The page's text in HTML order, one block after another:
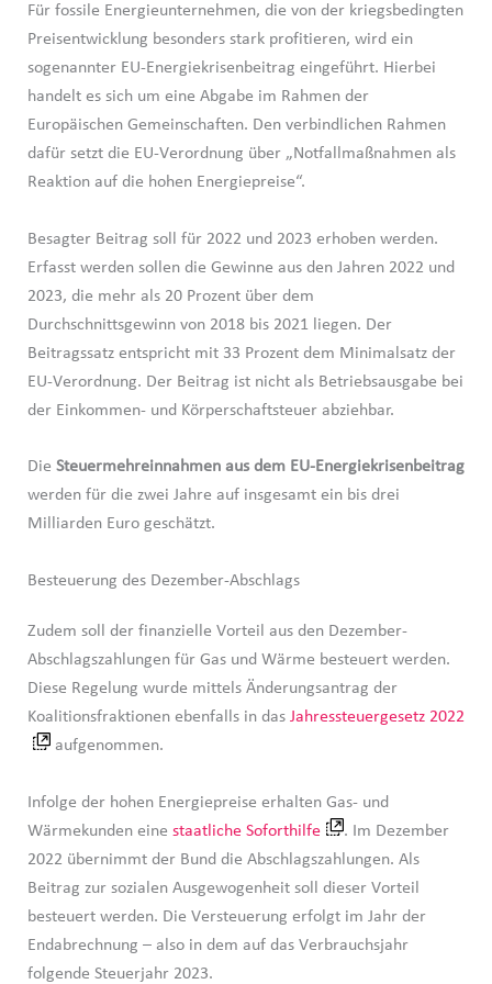
Für fossile Energieunternehmen, die von der kriegsbedingten
Preisentwicklung besonders stark profitieren, wird ein
sogenannter EU-Energiekrisenbeitrag eingeführt. Hierbei
handelt es sich um eine Abgabe im Rahmen der
Europäischen Gemeinschaften. Den verbindlichen Rahmen
dafür setzt die EU-Verordnung über „Notfallmaßnahmen als
Reaktion auf die hohen Energiepreise“.
Besagter Beitrag soll für 2022 und 2023 erhoben werden.
Erfasst werden sollen die Gewinne aus den Jahren 2022 und
2023, die mehr als 20 Prozent über dem
Durchschnittsgewinn von 2018 bis 2021 liegen. Der
Beitragssatz entspricht mit 33 Prozent dem Minimalsatz der
EU-Verordnung. Der Beitrag ist nicht als Betriebsausgabe bei
der Einkommen- und Körperschaftsteuer abziehbar.
Die Steuermehreinnahmen aus dem EU-Energiekrisenbeitrag
werden für die zwei Jahre auf insgesamt ein bis drei
Milliarden Euro geschätzt.
Besteuerung des Dezember-Abschlags
Zudem soll der finanzielle Vorteil aus den Dezember-
Abschlagszahlungen für Gas und Wärme besteuert werden.
Diese Regelung wurde mittels Änderungsantrag der
Koalitionsfraktionen ebenfalls in das Jahressteuergesetz 2022
aufgenommen.
Infolge der hohen Energiepreise erhalten Gas- und
Wärmekunden eine staatliche Soforthilfe
. Im Dezember
2022 übernimmt der Bund die Abschlagszahlungen. Als
Beitrag zur sozialen Ausgewogenheit soll dieser Vorteil
besteuert werden. Die Versteuerung erfolgt im Jahr der
Endabrechnung – also in dem auf das Verbrauchsjahr
folgende Steuerjahr 2023.